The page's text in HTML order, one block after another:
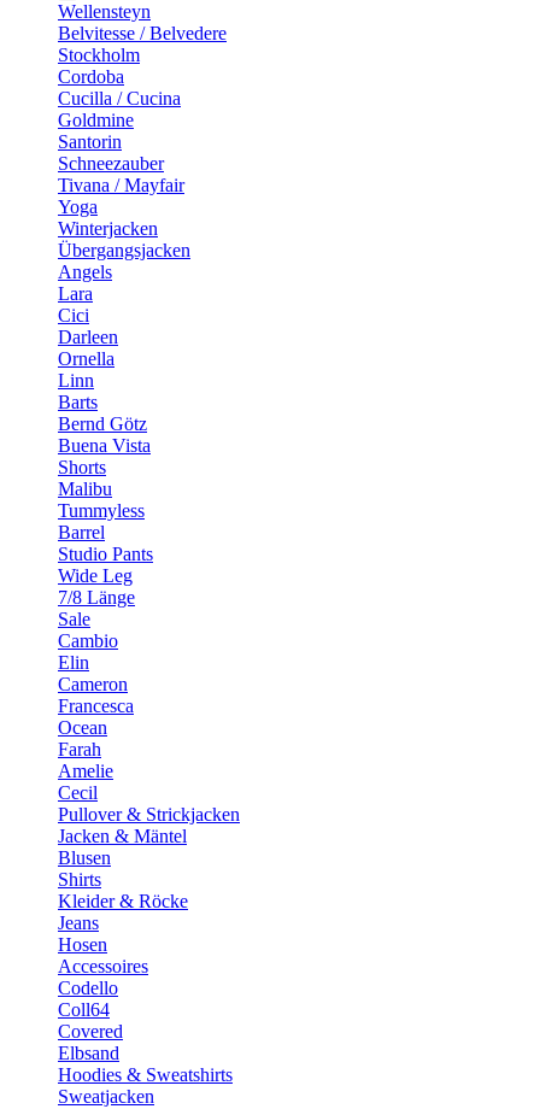
Wellensteyn
Belvitesse / Belvedere
Stockholm
Cordoba
Cucilla / Cucina
Goldmine
Santorin
Schneezauber
Tivana / Mayfair
Yoga
Winterjacken
Übergangsjacken
Angels
Lara
Cici
Darleen
Ornella
Linn
Barts
Bernd Götz
Buena Vista
Shorts
Malibu
Tummyless
Barrel
Studio Pants
Wide Leg
7/8 Länge
Sale
Cambio
Elin
Cameron
Francesca
Ocean
Farah
Amelie
Cecil
Pullover & Strickjacken
Jacken & Mäntel
Blusen
Shirts
Kleider & Röcke
Jeans
Hosen
Accessoires
Codello
Coll64
Covered
Elbsand
Hoodies & Sweatshirts
Sweatjacken